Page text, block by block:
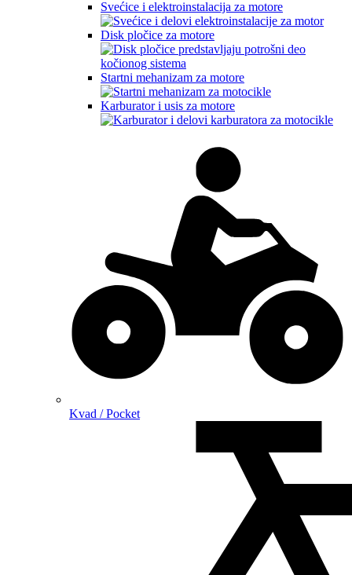
Svećice i elektroinstalacija za motore
Disk pločice za motore
Startni mehanizam za motore
Karburator i usis za motore
Kvad / Pocket